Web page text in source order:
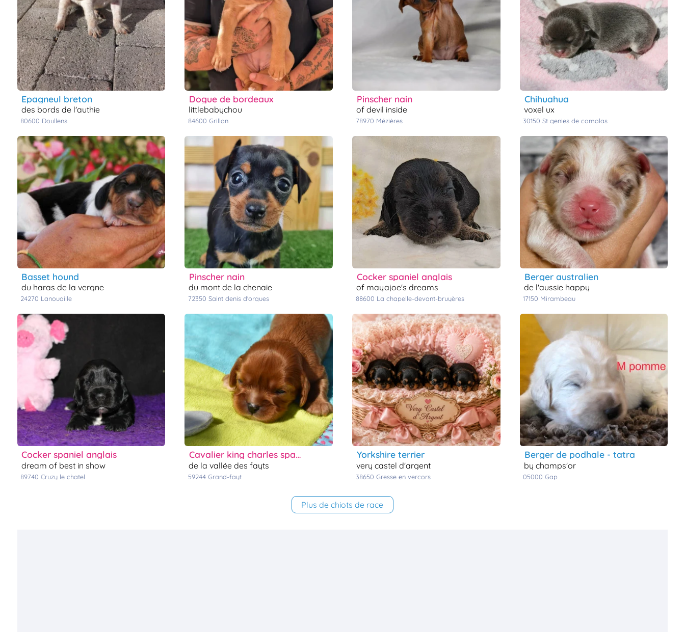
epagneul breton
des bords de l'authie
80600 doullens
dogue de bordeaux
littlebabychou
84600 grillon
pinscher nain
of devil inside
78970 mézières
chihuahua
voxel ux
30150 st genies de comolas
basset hound
du haras de la vergne
24270 lanouaille
pinscher nain
du mont de la chenaie
72350 saint denis d'orques
cocker spaniel anglais
of mayajoe's dreams
88600 la chapelle-devant-bruyères
berger australien
de l'aussie happy
17150 mirambeau
cocker spaniel anglais
dream of best in show
89740 cruzy le chatel
cavalier king charles spaniel
de la vallée des fayts
59244 grand-fayt
yorkshire terrier
very castel d'argent
38650 gresse en vercors
berger de podhale - tatra
by champs'or
05000 gap
Plus de chiots de race